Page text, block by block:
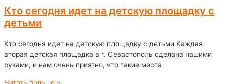
Кто сегодня идет на детскую площадку с
детьми
Кто сегодня идет на детскую площадку с детьми Каждая
вторая детская площадка в г. Севастополь сделана нашими
руками, и нам очень приятно, что такие места
Читать больше »